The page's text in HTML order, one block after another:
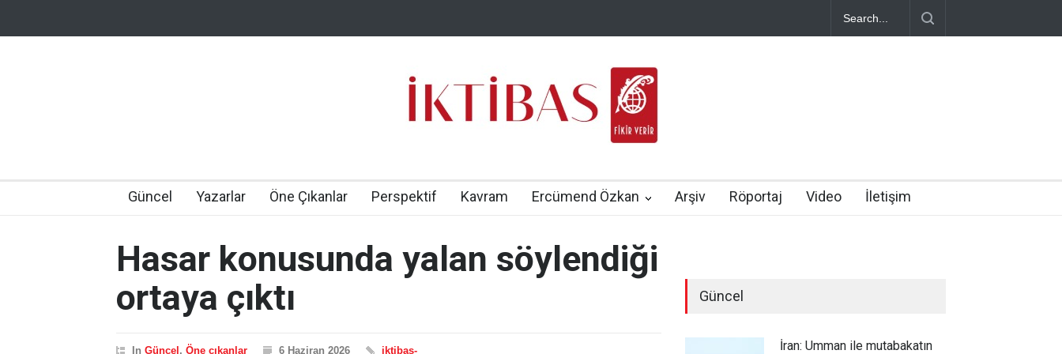
Güncel Yazarlar Öne Çıkanlar Perspektif Kavram Ercümend Özkan Arşiv Röportaj Video İletişim
Hasar konusunda yalan söylendiği
ortaya çıktı
In Güncel , Öne çıkanlar 6 Haziran 2026 iktibas-
Güncel
İran: Umman ile mutabakatın